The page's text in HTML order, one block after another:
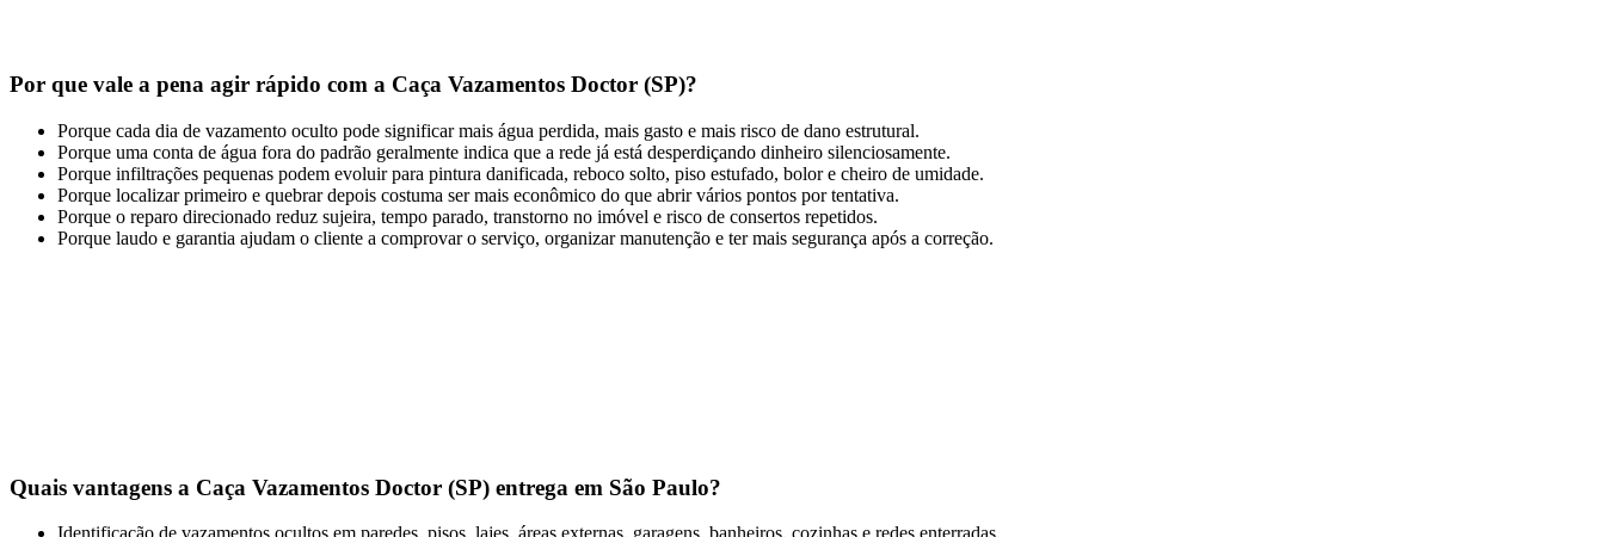
Por que vale a pena agir rápido com a Caça Vazamentos Doctor (SP)?
Porque cada dia de vazamento oculto pode significar mais água perdida, mais gasto e mais risco de dano estrutural.
Porque uma conta de água fora do padrão geralmente indica que a rede já está desperdiçando dinheiro silenciosamente.
Porque infiltrações pequenas podem evoluir para pintura danificada, reboco solto, piso estufado, bolor e cheiro de umidade.
Porque localizar primeiro e quebrar depois costuma ser mais econômico do que abrir vários pontos por tentativa.
Porque o reparo direcionado reduz sujeira, tempo parado, transtorno no imóvel e risco de consertos repetidos.
Porque laudo e garantia ajudam o cliente a comprovar o serviço, organizar manutenção e ter mais segurança após a correção.
Quais vantagens a Caça Vazamentos Doctor (SP) entrega em São Paulo?